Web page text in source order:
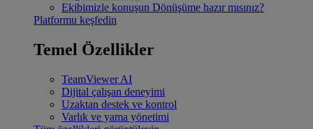
Ekibimizle konuşun Dönüşüme hazır mısınız?
Platformu keşfedin
Temel Özellikler
TeamViewer AI
Dijital çalışan deneyimi
Uzaktan destek ve kontrol
Varlık ve yama yönetimi